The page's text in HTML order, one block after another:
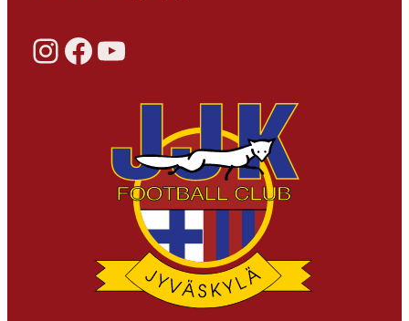
InstagramFacebook YouTube